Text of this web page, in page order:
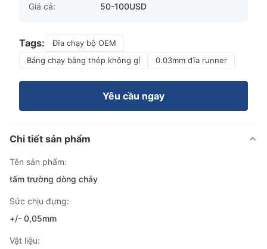
Giá cả:
50-100USD
Tags:
Đĩa chạy bộ OEM
Bảng chạy bằng thép không gỉ
0.03mm đĩa runner
Yêu cầu ngay
Chi tiết sản phẩm
Tên sản phẩm:
tấm trường dòng chảy
Sức chịu đựng:
+/- 0,05mm
Vật liệu: